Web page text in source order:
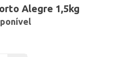
Alegre 1,5kg